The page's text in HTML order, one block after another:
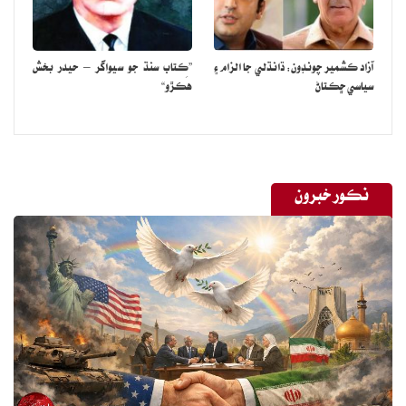
بابت اڳواٽ اطلاع موجود هو ته پوءِ ان جي مرمت ڇو نه ڪرائي وئي؟
جيڪڏهن مرمت لاءِ فنڊ جاري ٿيا هئا ته اهي ڪهڙي کاتي جي نظر ٿي ويا؟
۽ جيڪڏهن انجنيئرن هن پل کي محفوظ قرار ڏنو هو ته انهن جي فني
واپاري ۽ مريض سفر ڪندا هئا. بلوچستان جي سوئي ۽ جعفرآباد سميت
ڪيترن ئي علائقن لاءِ هي پل ‘زندگي جي رڳ’ وانگر هئي. اهڙي اهم
اڏاوت کي نظرانداز ڪرڻ عوام کي موت جي منهن ۾ ڌڪڻ برابر آهي. ان
کان به وڌيڪ افسوسناڪ رخ اهو سامهون آيو ته حادثو صبح جو 7 وڳي پيش
آيو، پر سرڪاري ٽوٻن ۽ امدادي عملي کي واقعي واري هنڌ پهچڻ ۾ 8
ڪلاڪ لڳي ويا. انهيءَ ڊگهي عرصي دوران متاثر خاندان ۽ ڳوٺاڻا پنهنجي
مدد پاڻ تحت لاشن جي ڳولا ڪندا رهيا. سوال اهو آهي ته جيڪڏهن
هنگامي حالتن ۾ به رياستي ادارا ايتري دير سان پهچن ته پوءِ سندن وجود جو
مقصد ڇا آهي؟
آزاد ڪشمير چونڊون: ڌانڌلي جا الزام ۽
سياسي ڇڪتاڻ
”ڪتاب سنڌ جو سيواگر – حيدر بخش
هَڪڙو“
نڪور خبرون